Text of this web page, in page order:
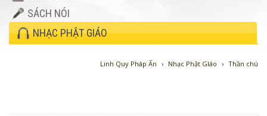
SÁCH NÓI
NHẠC PHẬT GIÁO
Linh Quy Pháp Ấn › Nhạc Phật GIáo › Thần chú